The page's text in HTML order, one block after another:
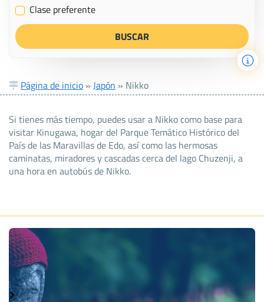
✔ Clase preferente
Página de inicio » Japón » Nikko
Si tienes más tiempo, puedes usar a Nikko como base para
visitar Kinugawa, hogar del Parque Temático Histórico del
País de las Maravillas de Edo, así como las hermosas
caminatas, miradores y cascadas cerca del lago Chuzenji, a
una hora en autobús de Nikko.